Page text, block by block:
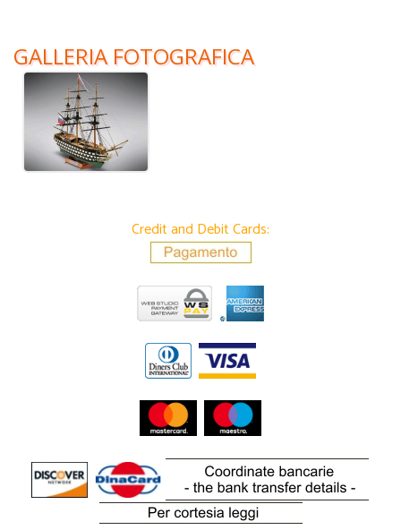
GALLERIA FOTOGRAFICA
Credit and Debit Cards: